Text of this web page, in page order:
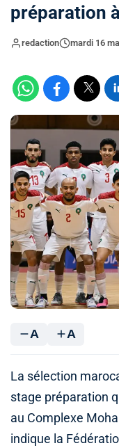
préparation
redaction mardi 16
A A
La sélection
stage préparation
au Complexe
indique la